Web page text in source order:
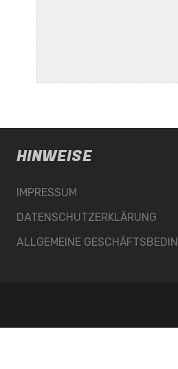
HINWEISE
IMPRESSUM
DATENSCHUTZERKLÄRUNG
ALLGEMEINE